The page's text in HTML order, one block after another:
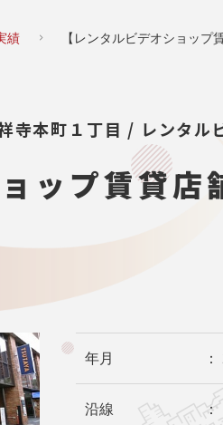
績 【レンタルビデオショッ
寺本町１丁目 / レンタル
ップ賃貸
年月
沿線 ：